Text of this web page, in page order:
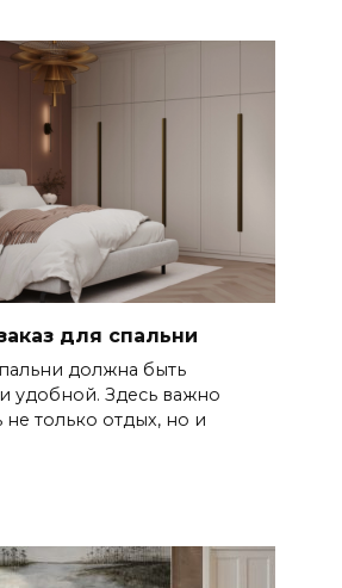
для спальни
должна быть
удобной. Здесь важно
не только отдых, но и